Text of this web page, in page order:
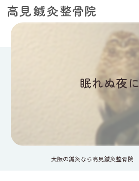
眠れぬ夜に
大阪の鍼灸なら高見鍼灸整骨院